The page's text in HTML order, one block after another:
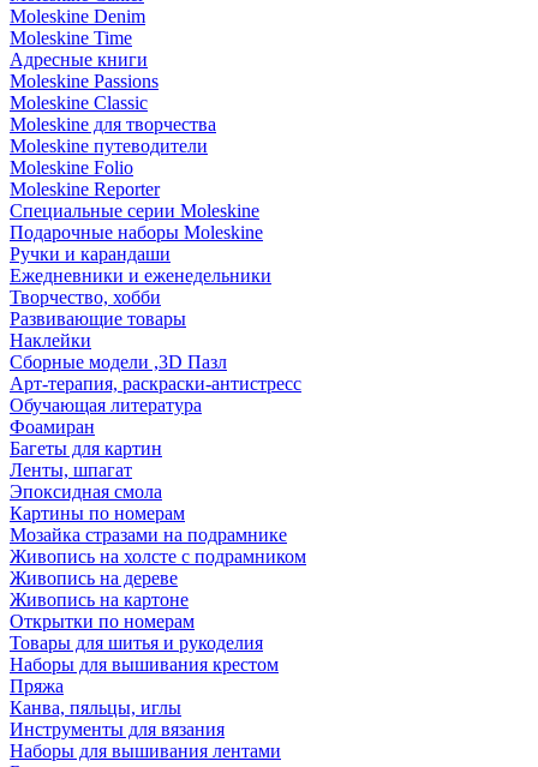
Moleskine Denim
Moleskine Time
Адресные книги
Moleskine Passions
Moleskine Classic
Moleskine для творчества
Moleskine путеводители
Moleskine Folio
Moleskine Reporter
Специальные серии Moleskine
Подарочные наборы Moleskine
Ручки и карандаши
Ежедневники и еженедельники
Творчество, хобби
Развивающие товары
Наклейки
Сборные модели ,3D Пазл
Арт-терапия, раскраски-антистресс
Обучающая литература
Фоамиран
Багеты для картин
Ленты, шпагат
Эпоксидная смола
Картины по номерам
Мозайка стразами на подрамнике
Живопись на холсте с подрамником
Живопись на дереве
Живопись на картоне
Открытки по номерам
Товары для шитья и рукоделия
Наборы для вышивания крестом
Пряжа
Канва, пяльцы, иглы
Инструменты для вязания
Наборы для вышивания лентами